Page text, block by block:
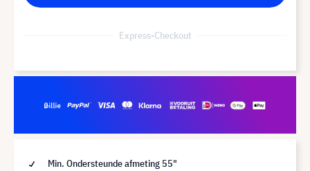
Express-Checkout
Min. Ondersteunde afmeting 55"